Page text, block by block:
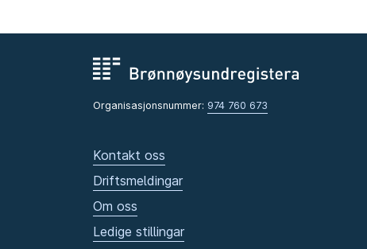
Organisasjonsnummer: 974 760 673
Kontakt oss
Driftsmeldingar
Om oss
Ledige stillingar